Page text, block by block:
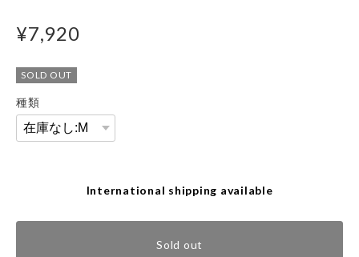
¥7,920
SOLD OUT
種類
International shipping available
Sold out